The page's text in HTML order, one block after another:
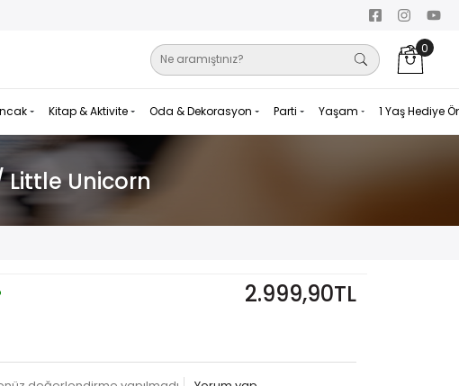
0
Kitap & Aktivite Oda & Dekorasyon Parti Yaşam 1 Yaş Hediye
Little Unicorn
2.999,90TL